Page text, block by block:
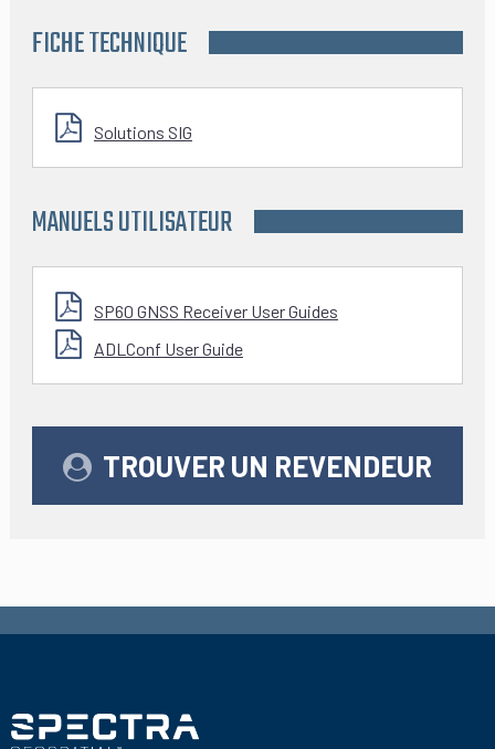
FICHE TECHNIQUE
Solutions SIG
MANUELS UTILISATEUR
SP60 GNSS Receiver User Guides
ADLConf User Guide
TROUVER UN REVENDEUR